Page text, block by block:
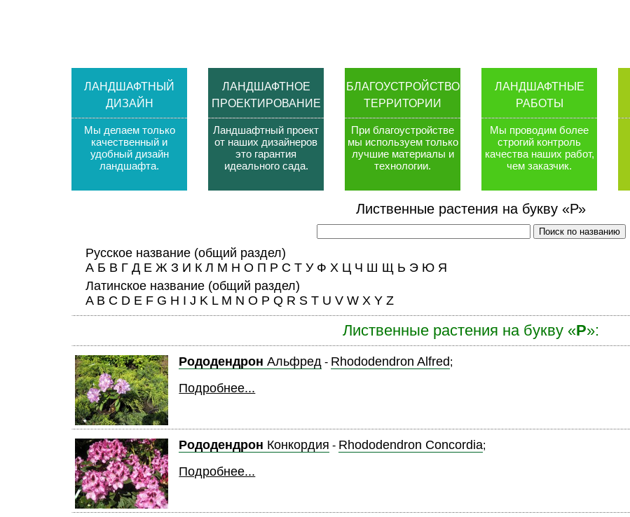
Лиственные растения на букву «Р»
Русское название (общий раздел)
А Б В Г Д Е Ж З И К Л М Н О П Р С Т У Ф Х Ц Ч Ш Щ Ь Э Ю Я
Латинское название (общий раздел)
A B C D E F G H I J K L M N O P Q R S T U V W X Y Z
Лиственные растения на букву «Р»:
Рододендрон Альфред - Rhododendron Alfred;
Подробнее...
Рододендрон Конкордия - Rhododendron Concordia;
Подробнее...
ЛАНДШАФТНЫЙ
ДИЗАЙН
Мы делаем только
качественный и
удобный дизайн
ландшафта.
ЛАНДШАФТНОЕ
ПРОЕКТИРОВАНИЕ
Ландшафтный проект
от наших дизайнеров
это гарантия
идеального сада.
БЛАГОУСТРОЙСТВО
ТЕРРИТОРИИ
При благоустройстве
мы используем только
лучшие материалы и
технологии.
ЛАНДШАФТНЫЕ
РАБОТЫ
Мы проводим более
строгий контроль
качества наших работ,
чем заказчик.